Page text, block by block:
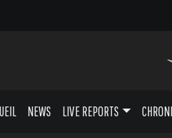
NEWS LIVE REPORTS